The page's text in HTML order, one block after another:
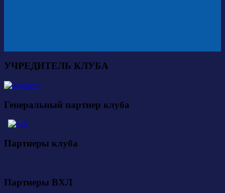
УЧРЕДИТЕЛЬ КЛУБА
Генеральный партнер клуба
Партнеры клуба
Партнеры ВХЛ